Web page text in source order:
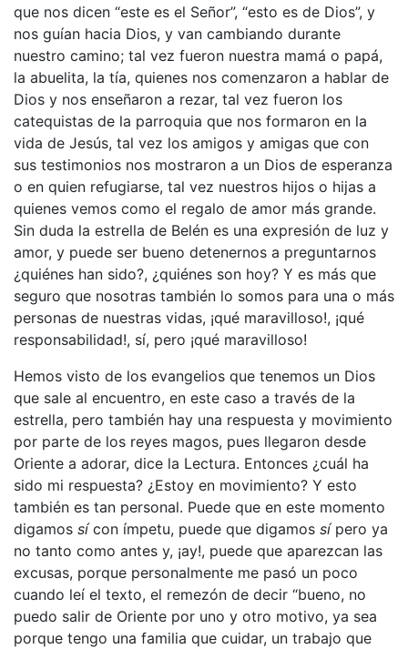
que nos dicen “este es el Señor”, “esto es de Dios”, y
nos guían hacia Dios, y van cambiando durante
nuestro camino; tal vez fueron nuestra mamá o papá,
la abuelita, la tía, quienes nos comenzaron a hablar de
Dios y nos enseñaron a rezar, tal vez fueron los
catequistas de la parroquia que nos formaron en la
vida de Jesús, tal vez los amigos y amigas que con
sus testimonios nos mostraron a un Dios de esperanza
o en quien refugiarse, tal vez nuestros hijos o hijas a
quienes vemos como el regalo de amor más grande.
Sin duda la estrella de Belén es una expresión de luz y
amor, y puede ser bueno detenernos a preguntarnos
¿quiénes han sido?, ¿quiénes son hoy? Y es más que
seguro que nosotras también lo somos para una o más
personas de nuestras vidas, ¡qué maravilloso!, ¡qué
responsabilidad!, sí, pero ¡qué maravilloso!
Hemos visto de los evangelios que tenemos un Dios
que sale al encuentro, en este caso a través de la
estrella, pero también hay una respuesta y movimiento
por parte de los reyes magos, pues llegaron desde
Oriente a adorar, dice la Lectura. Entonces ¿cuál ha
sido mi respuesta? ¿Estoy en movimiento? Y esto
también es tan personal. Puede que en este momento
digamos sícon ímpetu, puede que digamos sípero ya
no tanto como antes y, ¡ay!, puede que aparezcan las
excusas, porque personalmente me pasó un poco
cuando leí el texto, el remezón de decir “bueno, no
puedo salir de Oriente por uno y otro motivo, ya sea
porque tengo una familia que cuidar, un trabajo que